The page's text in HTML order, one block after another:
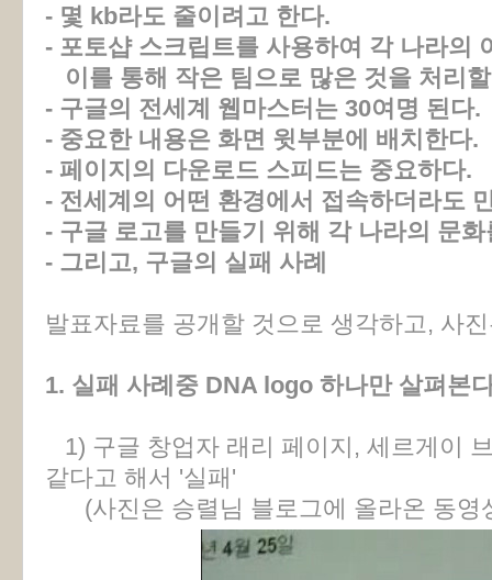
- 몇 kb라도 줄이려고 한다.
- 포토샵 스크립트를 사용하여 각 나라의
이를 통해 작은 팀으로 많은 것을 처리
- 구글의 전세계 웹마스터는 30여명 된다.
- 중요한 내용은 화면 윗부분에 배치한다.
- 페이지의 다운로드 스피드는 중요하다.
- 전세계의 어떤 환경에서 접속하더라도
- 구글 로고를 만들기 위해 각 나라의 문
- 그리고, 구글의 실패 사례
발표자료를 공개할 것으로 생각하고, 사
1. 실패 사례중 DNA logo 하나만 살펴본
1) 구글 창업자 래리 페이지, 세르게이
같다고 해서 '실패'
(사진은 승렬님 블로그에 올라온 동영